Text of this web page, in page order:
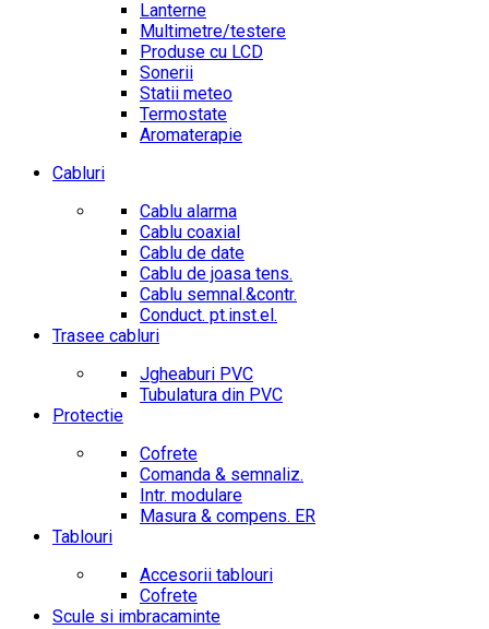
Lanterne
Multimetre/testere
Produse cu LCD
Sonerii
Statii meteo
Termostate
Aromaterapie
Cabluri
Cablu alarma
Cablu coaxial
Cablu de date
Cablu de joasa tens.
Cablu semnal.&contr.
Conduct. pt.inst.el.
Trasee cabluri
Jgheaburi PVC
Tubulatura din PVC
Protectie
Cofrete
Comanda & semnaliz.
Intr. modulare
Masura & compens. ER
Tablouri
Accesorii tablouri
Cofrete
Scule si imbracaminte